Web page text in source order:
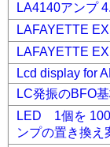
LA4140アンプ
LAFAYETTE
LAFAYETTE
Lcd display for
LC発振のBFO
LED 1個を
ンプの置き換え